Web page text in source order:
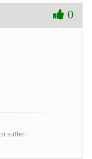
0
suffer.